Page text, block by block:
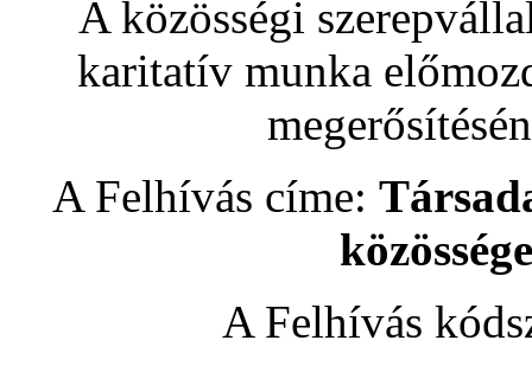
A közösségi
karitatív munka
A Felhívás címe:
A Felhívás